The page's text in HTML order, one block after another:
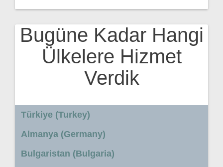
Bugüne Kadar Hangi
Ülkelere Hizmet
Verdik
Türkiye (Turkey)
Almanya (Germany)
Bulgaristan (Bulgaria)